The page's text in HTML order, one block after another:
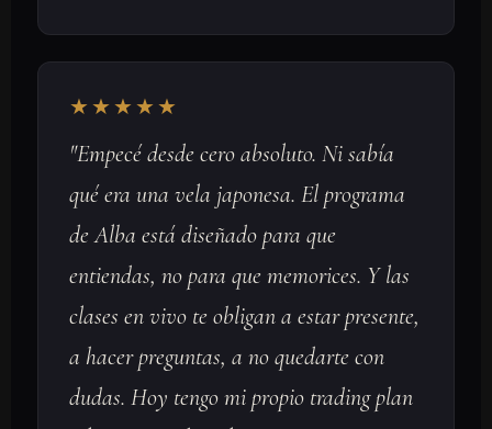
★★★★★
"Empecé desde cero absoluto. Ni sabía
qué era una vela japonesa. El programa
de Alba está diseñado para que
entiendas, no para que memorices. Y las
clases en vivo te obligan a estar presente,
a hacer preguntas, a no quedarte con
dudas. Hoy tengo mi propio trading plan